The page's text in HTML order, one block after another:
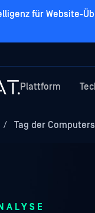
für Website-
Plattform
/ Tag der